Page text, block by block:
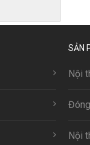
SẢN
Nội
Nội